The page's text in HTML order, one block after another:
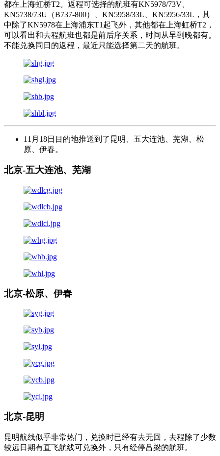
都在上海虹桥T2。返程可选择的航班有KN5978/73V、
KN5738/73U（B737-800）、KN5958/33L、KN5956/33L，其
中除了KN5978在上海浦东T1起飞外，其他都在上海虹桥T2，
可以看出和去程航班也都是前后序关系，时间从早到晚都有。
不能兑换同日的返程，最近只能选择第二天的航班。
11月18日目的地推送到了昆明、五大连池、芜湖、松
原、伊春。
北京-五大连池、芜湖
北京-松原、伊春
北京-昆明
昆明航线似乎非常热门，兑换时已经有去无回，去程除了少数
较远日期有直飞航线可兑换外，只有经停吕梁的航班。